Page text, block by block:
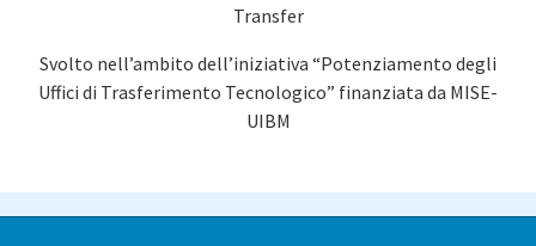
Transfer
Svolto nell’ambito dell’iniziativa “Potenziamento degli
Uffici di Trasferimento Tecnologico” finanziata da MISE-
UIBM